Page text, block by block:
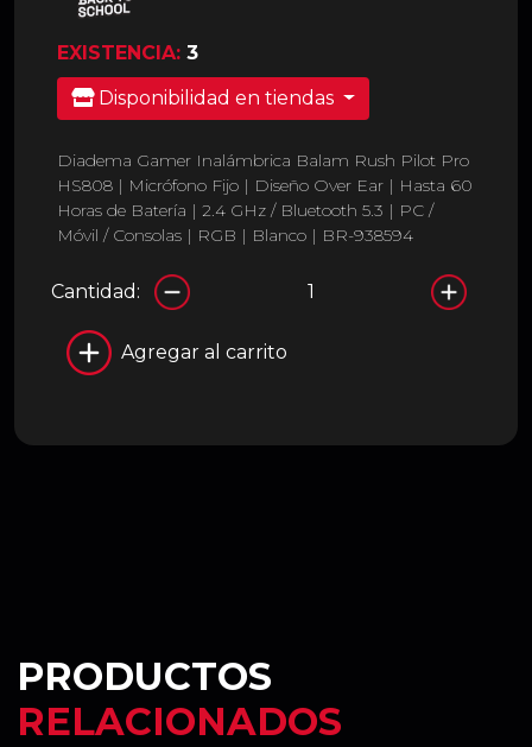
EXISTENCIA: 3
Disponibilidad en tiendas
Diadema Gamer Inalámbrica Balam Rush Pilot Pro
HS808 | Micrófono Fijo | Diseño Over Ear | Hasta 60
Horas de Batería | 2.4 GHz / Bluetooth 5.3 | PC /
Móvil / Consolas | RGB | Blanco | BR-938594
Cantidad:
Agregar al carrito
PRODUCTOS
RELACIONADOS